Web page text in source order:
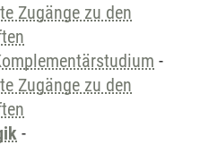
Zugänge zu den
-
Zugänge zu den
-